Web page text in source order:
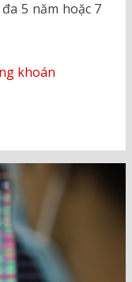
5 năm hoặc 7
khoán